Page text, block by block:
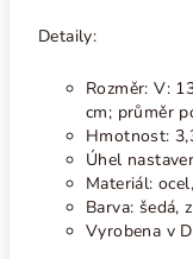
Detaily:
Rozměr: V:
cm; průměr
Hmotnost:
Úhel
Materiál:
Barva: šedá,
Vyrobena v